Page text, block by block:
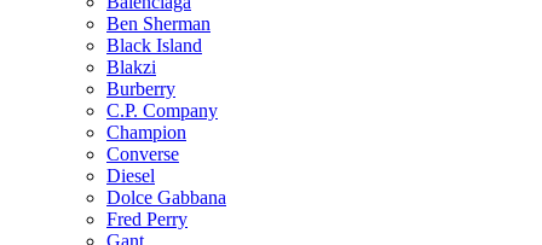
Ben Sherman
Black Island
Blakzi
Burberry
C.P. Company
Champion
Converse
Diesel
Dolce Gabbana
Fred Perry
Gant